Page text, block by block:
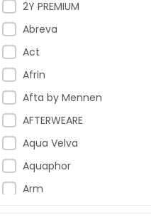
2Y PREMIUM
Abreva
Act
Afrin
Afta by Mennen
AFTERWEARE
Aqua Velva
Aquaphor
Arm